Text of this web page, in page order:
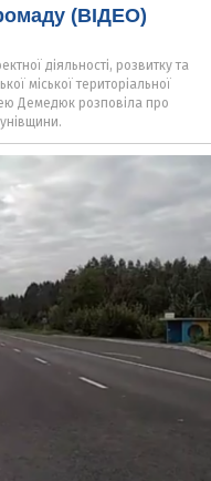
(ВІДЕО)
діяльності, розвитку та
міської територіальної
Демедюк розповіла про